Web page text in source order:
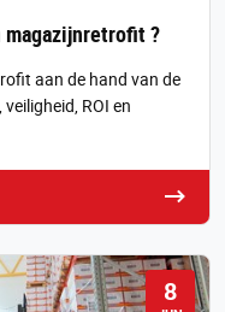
magazijnretrofit ?
aan de hand van de
ROI en
8